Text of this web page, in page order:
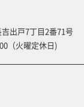
出戸7丁目2番71号
（火曜定休日)